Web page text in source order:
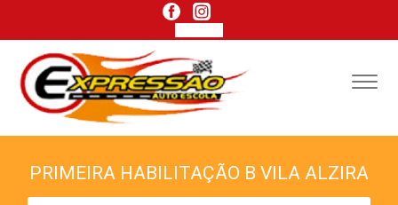
PRIMEIRA HABILITAÇÃO B VILA ALZIRA